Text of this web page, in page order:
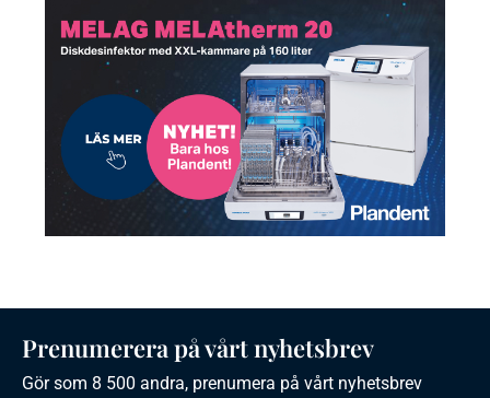
Prenumerera på vårt nyhetsbrev
Gör som 8 500 andra, prenumera på vårt nyhetsbrev